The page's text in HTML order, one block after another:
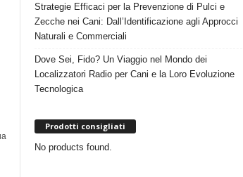
Strategie Efficaci per la Prevenzione di Pulci e
Zecche nei Cani: Dall’Identificazione agli Approcci
Naturali e Commerciali
Dove Sei, Fido? Un Viaggio nel Mondo dei
Localizzatori Radio per Cani e la Loro Evoluzione
Tecnologica
Prodotti consigliati
No products found.